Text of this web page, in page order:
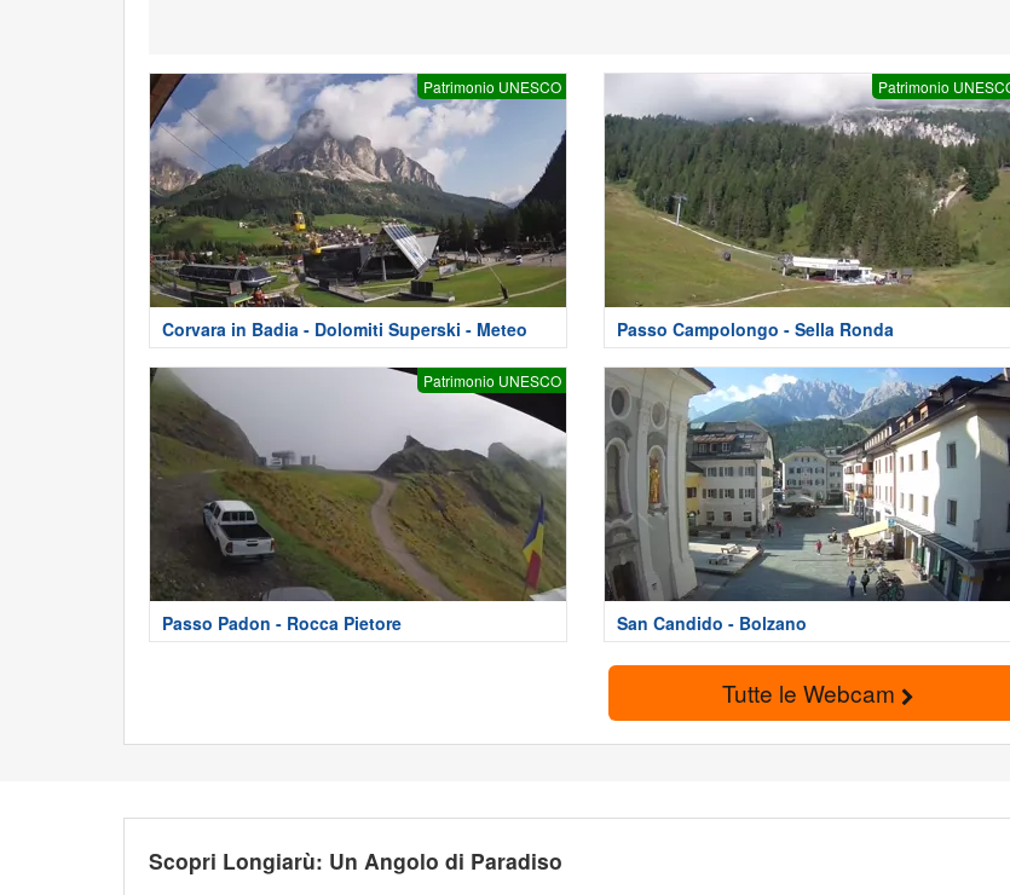
Patrimonio UNESCO
Corvara in Badia - Dolomiti Superski - Meteo
Patrimonio
Passo Campolongo - Sella Ronda
Patrimonio UNESCO
Passo Padon - Rocca Pietore San Candido - Bolzano
Tutte le Webcam
Scopri Longiarù: Un Angolo di Paradiso